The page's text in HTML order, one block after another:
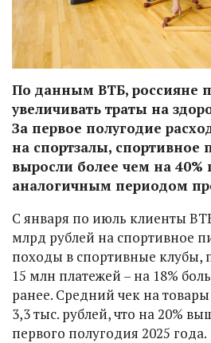
По данным ВТБ, россияне
увеличивать траты на
За первое полугодие
на спортзалы, спортивное
выросли более чем на 40%
аналогичным периодом
С января по июль клиенты
млрд рублей на спортивное
походы в спортивные клубы,
15 млн платежей – на 18%
ранее. Средний чек на товары
3,3 тыс. рублей, что на 20%
первого полугодия 2025 года.